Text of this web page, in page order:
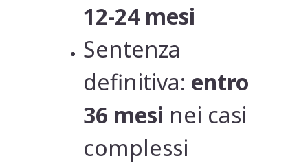
12-24 mesi
Sentenza
definitiva: entro
36 mesi nei casi
complessi